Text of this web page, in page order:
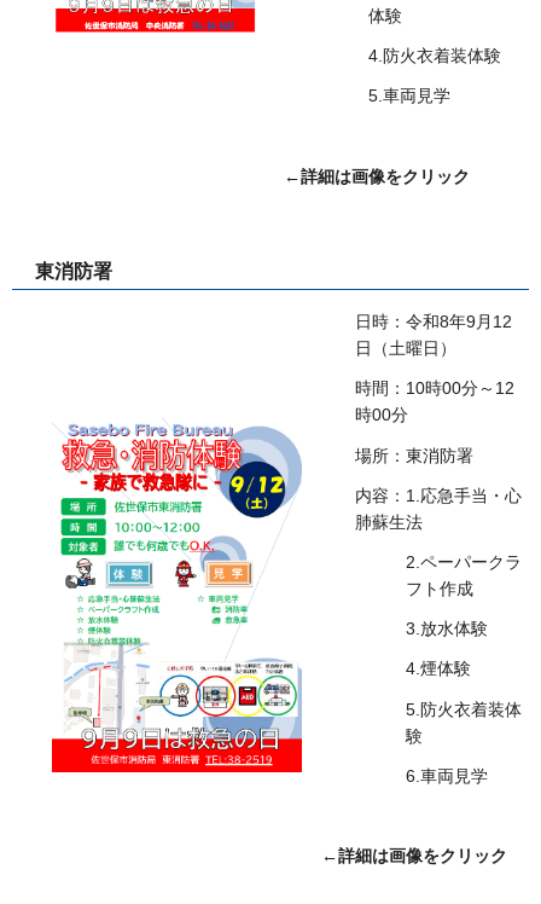
体験
4.防火衣着装体験
5.車両見学
←詳細は画像をクリック
東消防署
日時：令和8年9月12
日（土曜日）
時間：10時00分～12
時00分
場所：東消防署
内容：1.応急手当・心
肺蘇生法
2.ペーパークラ
フト作成
3.放水体験
4.煙体験
5.防火衣着装体
験
6.車両見学
←詳細は画像をクリック